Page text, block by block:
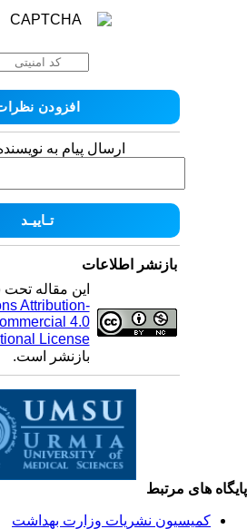
ارسال پیام به
بازنشر اطلاعات
این مقاله تحت
Attribution-
4.0
License
بازنشر است.
های مرتبط
کمیسیون نشریات وزارت بهداشت